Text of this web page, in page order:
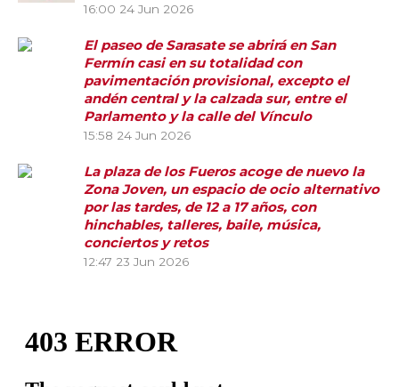
16:00 24 Jun 2026
El paseo de Sarasate se abrirá en San
Fermín casi en su totalidad con
pavimentación provisional, excepto el
andén central y la calzada sur, entre el
Parlamento y la calle del Vínculo
15:58 24 Jun 2026
La plaza de los Fueros acoge de nuevo la
Zona Joven, un espacio de ocio alternativo
por las tardes, de 12 a 17 años, con
hinchables, talleres, baile, música,
conciertos y retos
12:47 23 Jun 2026